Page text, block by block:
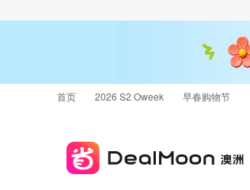
首页 2026 S2 Oweek 早春购物节